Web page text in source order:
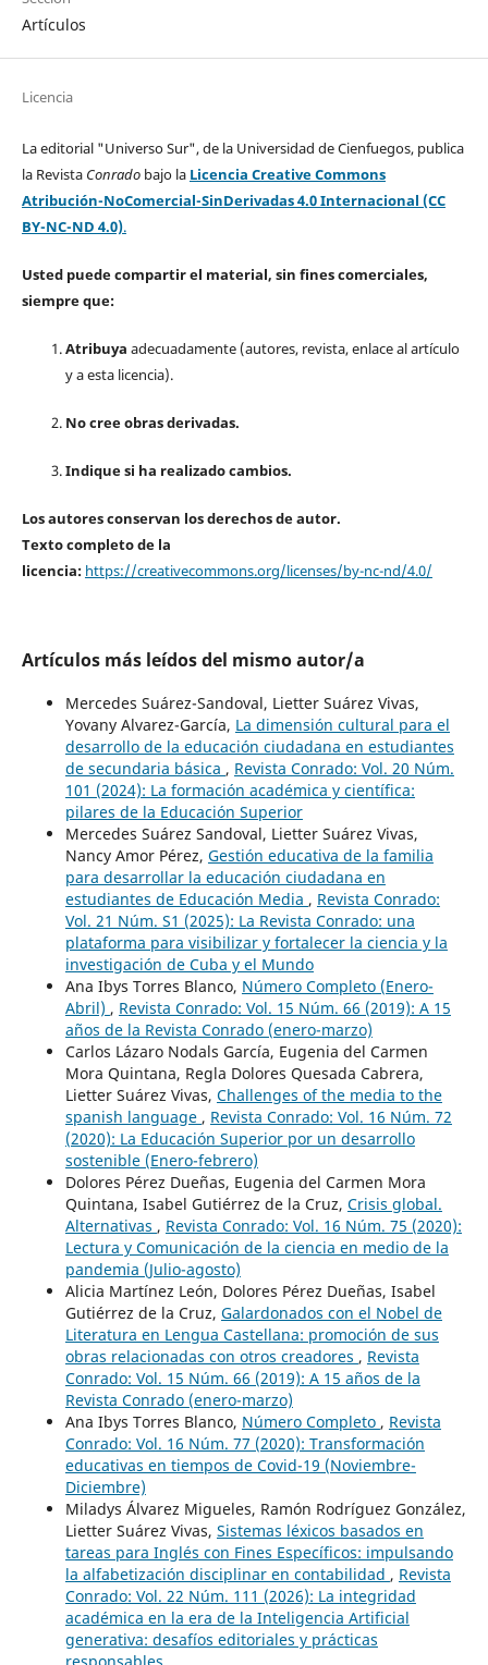
Artículos
Licencia
La editorial "Universo Sur", de la Universidad de Cienfuegos, publica
la Revista Conradobajo la Licencia Creative Commons
Atribución-NoComercial-SinDerivadas 4.0 Internacional (CC
BY-NC-ND 4.0).
Usted puede compartir el material, sin fines comerciales,
siempre que:
Atribuya adecuadamente (autores, revista, enlace al artículo
y a esta licencia).
No cree obras derivadas.
Indique si ha realizado cambios.
Los autores conservan los derechos de autor.
Texto completo de la
licencia: https://creativecommons.org/licenses/by-nc-nd/4.0/
Artículos más leídos del mismo autor/a
Mercedes Suárez-Sandoval, Lietter Suárez Vivas,
Yovany Alvarez-García, La dimensión cultural para el
desarrollo de la educación ciudadana en estudiantes
de secundaria básica , Revista Conrado: Vol. 20 Núm.
101 (2024): La formación académica y científica:
pilares de la Educación Superior
Mercedes Suárez Sandoval, Lietter Suárez Vivas,
Nancy Amor Pérez, Gestión educativa de la familia
para desarrollar la educación ciudadana en
estudiantes de Educación Media , Revista Conrado:
Vol. 21 Núm. S1 (2025): La Revista Conrado: una
plataforma para visibilizar y fortalecer la ciencia y la
investigación de Cuba y el Mundo
Ana Ibys Torres Blanco, Número Completo (Enero-
Abril) , Revista Conrado: Vol. 15 Núm. 66 (2019): A 15
años de la Revista Conrado (enero-marzo)
Carlos Lázaro Nodals García, Eugenia del Carmen
Mora Quintana, Regla Dolores Quesada Cabrera,
Lietter Suárez Vivas, Challenges of the media to the
spanish language , Revista Conrado: Vol. 16 Núm. 72
(2020): La Educación Superior por un desarrollo
sostenible (Enero-febrero)
Dolores Pérez Dueñas, Eugenia del Carmen Mora
Quintana, Isabel Gutiérrez de la Cruz, Crisis global.
Alternativas , Revista Conrado: Vol. 16 Núm. 75 (2020):
Lectura y Comunicación de la ciencia en medio de la
pandemia (Julio-agosto)
Alicia Martínez León, Dolores Pérez Dueñas, Isabel
Gutiérrez de la Cruz, Galardonados con el Nobel de
Literatura en Lengua Castellana: promoción de sus
obras relacionadas con otros creadores , Revista
Conrado: Vol. 15 Núm. 66 (2019): A 15 años de la
Revista Conrado (enero-marzo)
Ana Ibys Torres Blanco, Número Completo , Revista
Conrado: Vol. 16 Núm. 77 (2020): Transformación
educativas en tiempos de Covid-19 (Noviembre-
Diciembre)
Miladys Álvarez Migueles, Ramón Rodríguez González,
Lietter Suárez Vivas, Sistemas léxicos basados en
tareas para Inglés con Fines Específicos: impulsando
la alfabetización disciplinar en contabilidad , Revista
Conrado: Vol. 22 Núm. 111 (2026): La integridad
académica en la era de la Inteligencia Artificial
generativa: desafíos editoriales y prácticas